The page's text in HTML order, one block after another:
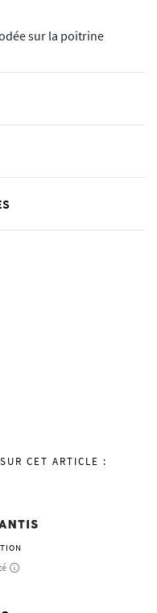
sur la poitrine
CET ARTICLE :